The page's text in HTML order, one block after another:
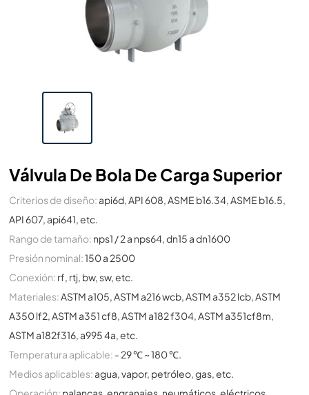
Válvula De Bola De Carga Superior
Criterios de diseño: api6d, API 608, ASME b16.34, ASME b16.5,
API 607, api641, etc.
Rango de tamaño: nps1 / 2 a nps64, dn15 a dn1600
Presión nominal:150 a 2500
Conexión: rf, rtj, bw, sw, etc.
Materiales: ASTM a105, ASTM a216 wcb, ASTM a352 lcb, ASTM
A350 lf2, ASTM a351 cf8, ASTM a182 f304, ASTM a351cf8m,
ASTM a182f316, a995 4a, etc.
Temperatura aplicable: - 29 ℃ ~ 180 ℃.
Medios aplicables: agua, vapor, petróleo, gas, etc.